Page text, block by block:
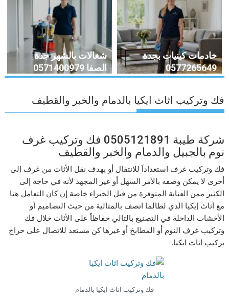
خادمات كينيات بجدة
0577265649
شغالات بالشهر جدة
الصفا 0571400979
فك وتركيب اثاث ايكيا بالدمام والخبر والقطيف
شركة طيبة 0505121891 فك وتركيب غرف
نوم بالجبيل والدمام والخبر والقطيف
فك وتركيب غرف استعداداَ للانتقال أو بهدف نقل الأثاث من غرف إلى
أخرى لا يمكن وصفه بالأمر السهل أو غير المجهد لأنه في حاجة إلى
الكثير ممن العناية المتوفرة من قبل الخبراء خاصة إن كان التعامل هنا
مع أثاث إيكيا الذي لطالما اتصف بالمثالية من حيث التصاميم أو
الأخشاب الداخلة في التصنيع بالتالي حفاظاً على الأثاث خلال فك
وتركيب غرف النوم أو المطابخ أو غيرها كن مستعد للاتصال على حراج
تركيب اثاث ايكيا.
فك وتركيب اثاث ايكيا بالدمام